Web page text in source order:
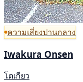
ความเสี่ยงปานกลาง
Iwakura Onsen
โตเกียว